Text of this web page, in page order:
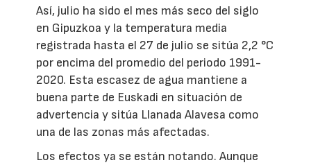
Así, julio ha sido el mes más seco del siglo
en Gipuzkoa y la temperatura media
registrada hasta el 27 de julio se sitúa 2,2 °C
por encima del promedio del periodo 1991-
2020. Esta escasez de agua mantiene a
buena parte de Euskadi en situación de
advertencia y sitúa Llanada Alavesa como
una de las zonas más afectadas.
Los efectos ya se están notando. Aunque